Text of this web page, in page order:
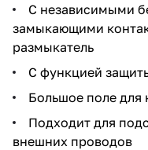
С независимыми
замыкающими
размыкатель
С функцией
Большое поле для
Подходит для
внешних проводов